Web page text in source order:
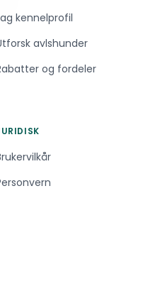
kennelprofil
avlshunder
og fordeler